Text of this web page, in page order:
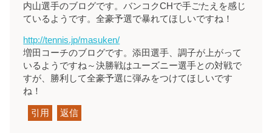
内山選手のブログです。バンコクCHで手ごたえを感じ
ているようです。全豪予選で暴れてほしいですね！
http://tennis.jp/masuken/
増田コーチのブログです。添田選手、調子が上がって
いるようですね～決勝戦はユーズニー選手との対戦で
すが、勝利して全豪予選に弾みをつけてほしいです
ね！
引用 返信